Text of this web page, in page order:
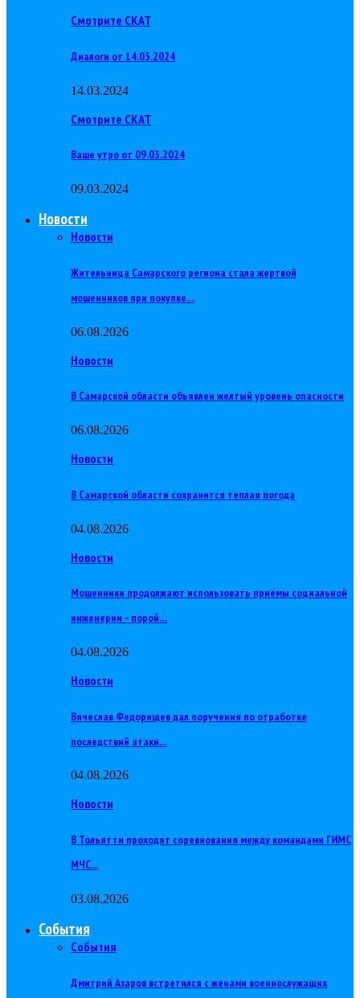
Смотрите СКАТ
Диалоги от 14.03.2024
14.03.2024
Смотрите СКАТ
Ваше утро от 09.03.2024
09.03.2024
Новости
Новости
Жительница Самарского региона стала жертвой
мошенников при покупке…
06.08.2026
Новости
В Самарской области объявлен желтый уровень опасности
06.08.2026
Новости
В Самарской области сохранится теплая погода
04.08.2026
Новости
Мошенники продолжают использовать приёмы социальной
инженерии – порой…
04.08.2026
Новости
Вячеслав Федорищев дал поручения по отработке
последствий атаки…
04.08.2026
Новости
В Тольятти проходят соревнования между командами ГИМС
МЧС…
03.08.2026
События
События
Дмитрий Азаров встретился с женами военнослужащих